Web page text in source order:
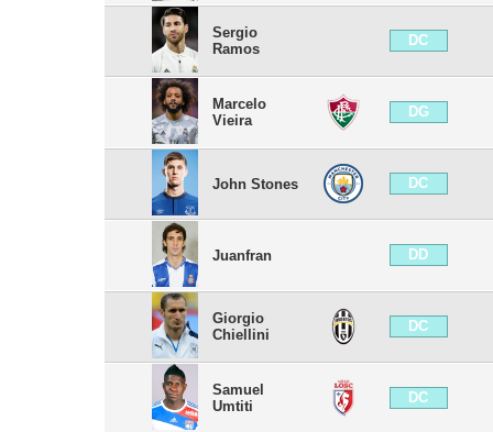
Sergio
Ramos
DC
Marcelo
Vieira
DG
John Stones DC
Juanfran DD
Giorgio
Chiellini
DC
Samuel
Umtiti
DC